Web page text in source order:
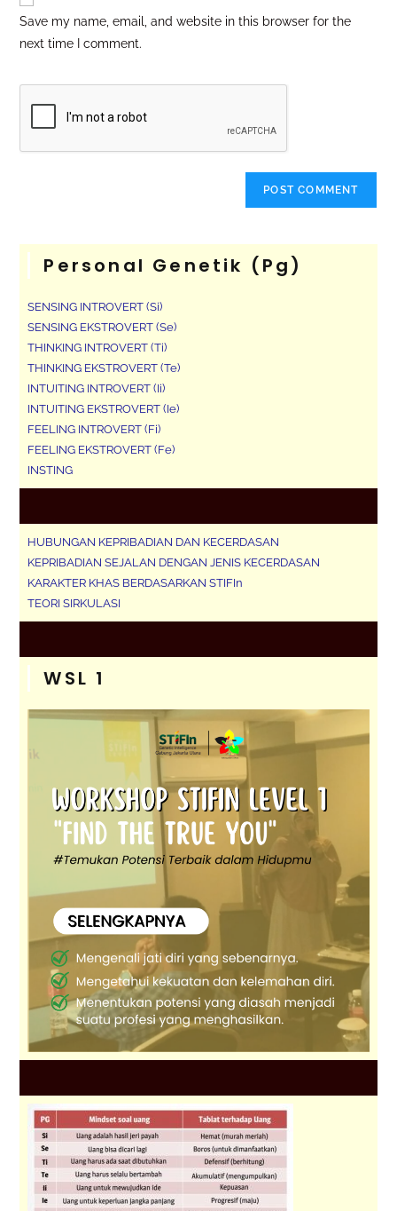
Save my name, email, and website in this browser for the
next time I comment.
Personal Genetik (pg)
SENSING INTROVERT (Si)
SENSING EKSTROVERT (Se)
THINKING INTROVERT (Ti)
THINKING EKSTROVERT (Te)
INTUITING INTROVERT (Ii)
INTUITING EKSTROVERT (Ie)
FEELING INTROVERT (Fi)
FEELING EKSTROVERT (Fe)
INSTING
HUBUNGAN KEPRIBADIAN DAN KECERDASAN
KEPRIBADIAN SEJALAN DENGAN JENIS KECERDASAN
KARAKTER KHAS BERDASARKAN STIFIn
TEORI SIRKULASI
WSL 1